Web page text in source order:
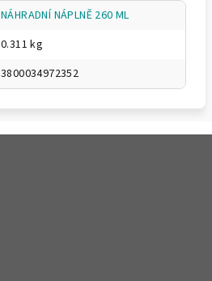
NÁHRADNÍ NÁPLNĚ 260 ML
0.311 kg
3800034972352